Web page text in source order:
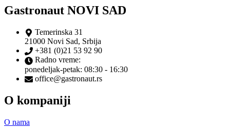
Gastronaut NOVI SAD
Temerinska 31
21000 Novi Sad, Srbija
+381 (0)21 53 92 90
Radno vreme:
ponedeljak-petak: 08:30 - 16:30
office@gastronaut.rs
O kompaniji
O nama